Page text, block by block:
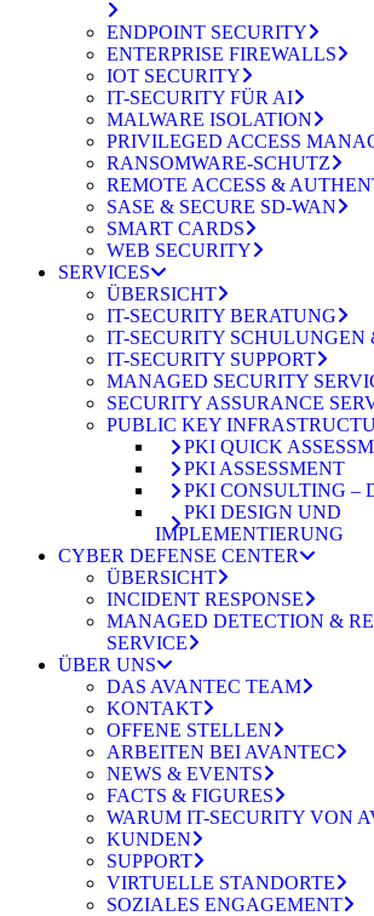
ENDPOINT SECURITY
ENTERPRISE FIREWALLS
IOT SECURITY
IT-SECURITY FÜR AI
MALWARE ISOLATION
PRIVILEGED ACCESS
RANSOMWARE-SCHUTZ
REMOTE ACCESS &
SASE & SECURE SD-WAN
SMART CARDS
WEB SECURITY
SERVICES
ÜBERSICHT
IT-SECURITY BERATUNG
IT-SECURITY
IT-SECURITY SUPPORT
MANAGED SECURITY
SECURITY ASSURANCE
PUBLIC KEY
PKI QUICK
PKI ASSESSMENT
PKI CONSULTING –
PKI DESIGN UND
IMPLEMENTIERUNG
CYBER DEFENSE CENTER
ÜBERSICHT
INCIDENT RESPONSE
MANAGED DETECTION &
SERVICE
ÜBER UNS
DAS AVANTEC TEAM
KONTAKT
OFFENE STELLEN
ARBEITEN BEI AVANTEC
NEWS & EVENTS
FACTS & FIGURES
WARUM IT-SECURITY VON
KUNDEN
SUPPORT
VIRTUELLE STANDORTE
SOZIALES ENGAGEMENT